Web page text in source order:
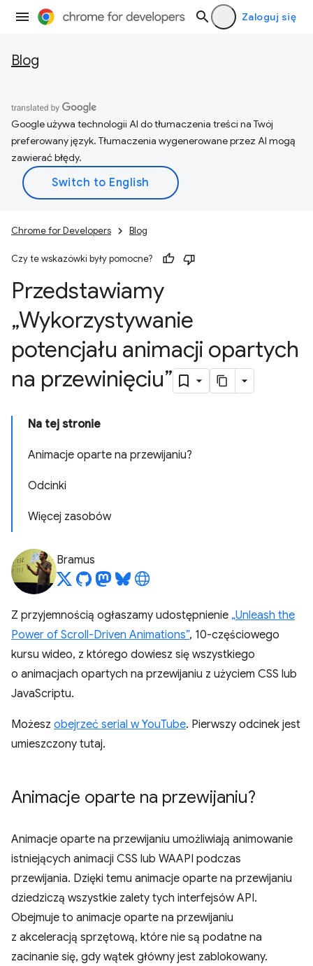
Zaloguj się
Blog
Google używa technologii AI do tłumaczenia treści na Twój
preferowany język. Tłumaczenia wygenerowane przez AI mogą
zawierać błędy.
Chrome for Developers Blog
Czy te wskazówki były pomocne?
Przedstawiamy
„Wykorzystywanie
potencjału animacji opartych
na przewinięciu”
Na tej stronie
Animacje oparte na przewijaniu?
Odcinki
Więcej zasobów
Bramus
Z przyjemnością ogłaszamy udostępnienie „Unleash the
Power of Scroll-Driven Animations”, 10-częściowego
kursu wideo, z którego dowiesz się wszystkiego
o animacjach opartych na przewijaniu z użyciem CSS lub
JavaScriptu.
Możesz obejrzeć serial w YouTube. Pierwszy odcinek jest
umieszczony tutaj.
Animacje oparte na przewijaniu?
Animacje oparte na przewijaniu umożliwiają animowanie
istniejących animacji CSS lub WAAPI podczas
przewijania. Dzięki temu animacje oparte na przewijaniu
dziedziczą wszystkie zalety tych interfejsów API.
Obejmuje to animacje oparte na przewijaniu
z akceleracją sprzętową, które nie są podatne na
zacinanie się, gdy wątek główny jest zablokowany.